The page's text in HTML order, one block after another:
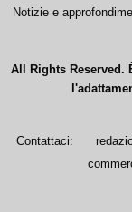
Notizie e
All Rights Reserved.
Contattaci: